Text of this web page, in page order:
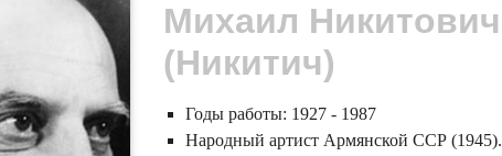
Михаил Никитович
(Никитич)
Годы работы: 1927 - 1987
Народный артист Армянской ССР (1945).